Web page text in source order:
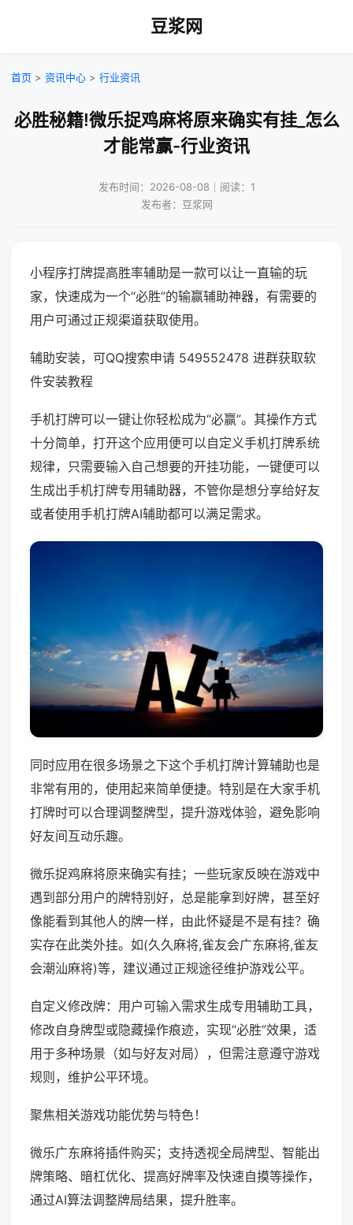
豆浆网
首页 > 资讯中心 > 行业资讯
必胜秘籍!微乐捉鸡麻将原来确实有挂_怎么
才能常赢-行业资讯
发布时间：2026-08-08｜阅读：1
发布者：豆浆网
小程序打牌提高胜率辅助是一款可以让一直输的玩
家，快速成为一个“必胜”的输赢辅助神器，有需要的
用户可通过正规渠道获取使用。
辅助安装，可QQ搜索申请 549552478 进群获取软
件安装教程
手机打牌可以一键让你轻松成为“必赢”。其操作方式
十分简单，打开这个应用便可以自定义手机打牌系统
规律，只需要输入自己想要的开挂功能，一键便可以
生成出手机打牌专用辅助器，不管你是想分享给好友
或者使用手机打牌AI辅助都可以满足需求。
同时应用在很多场景之下这个手机打牌计算辅助也是
非常有用的，使用起来简单便捷。特别是在大家手机
打牌时可以合理调整牌型，提升游戏体验，避免影响
好友间互动乐趣。
微乐捉鸡麻将原来确实有挂；一些玩家反映在游戏中
遇到部分用户的牌特别好，总是能拿到好牌，甚至好
像能看到其他人的牌一样，由此怀疑是不是有挂？确
实存在此类外挂。如(久久麻将,雀友会广东麻将,雀友
会潮汕麻将)等，建议通过正规途径维护游戏公平。
自定义修改牌：用户可输入需求生成专用辅助工具，
修改自身牌型或隐藏操作痕迹，实现“必胜”效果，适
用于多种场景（如与好友对局），但需注意遵守游戏
规则，维护公平环境。
聚焦相关游戏功能优势与特色！
微乐广东麻将插件购买；支持透视全局牌型、智能出
牌策略、暗杠优化、提高好牌率及快速自摸等操作，
通过AI算法调整牌局结果，提升胜率。